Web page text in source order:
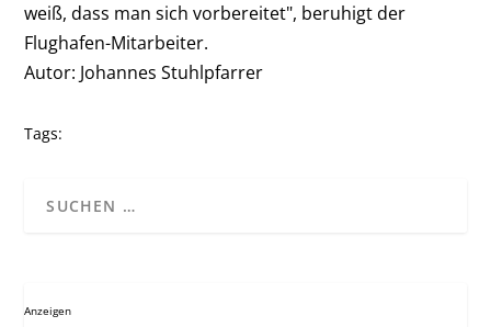
weiß, dass man sich vorbereitet", beruhigt der
Flughafen-Mitarbeiter.
Autor: Johannes Stuhlpfarrer
Tags:
Anzeigen